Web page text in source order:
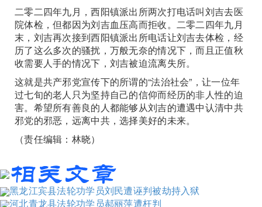
二零二四年九月，西阳镇派出所两次打电话叫刘吉去医
院体检，但都因为刘吉血压高而拒收。二零二四年九月
末，刘吉再次接到西阳镇派出所电话让刘吉去体检，经
历了这么多次的骚扰，万般无奈的情况下，而且正值秋
收需要人手的情况下，刘吉被迫流离失所。
这就是共产邪党宣传下的所谓的“法治社会”，让一位年
过七旬的老人只为坚持自己的信仰而经历的非人性的迫
害。希望所有善良的人都能够从刘吉的遭遇中认清中共
邪党的邪恶，远离中共，选择美好的未来。
（责任编辑：林晓）
黑龙江宾县法轮功学员刘民遭诬判被劫持入狱
河北青龙县法轮功学员郝丽萍遭枉判